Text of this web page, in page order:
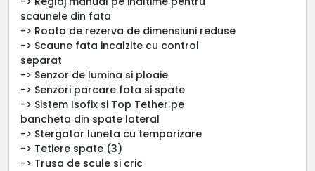
scaunele din fata
-> Roata de rezerva de dimensiuni reduse
-> Scaune fata incalzite cu control
separat
-> Senzor de lumina si ploaie
-> Senzori parcare fata si spate
-> Sistem Isofix si Top Tether pe
bancheta din spate lateral
-> Stergator luneta cu temporizare
-> Tetiere spate (3)
-> Trusa de scule si cric